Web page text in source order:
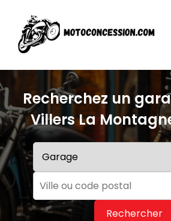
Recherchez un
Villers La
Rechercher